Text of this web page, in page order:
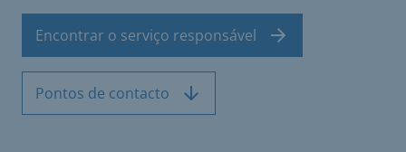
Encontrar o serviço responsável
Pontos de contacto